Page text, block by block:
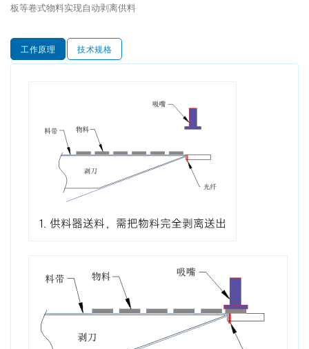
板等卷式物料实现自动剥离供料
工作原理 技术规格